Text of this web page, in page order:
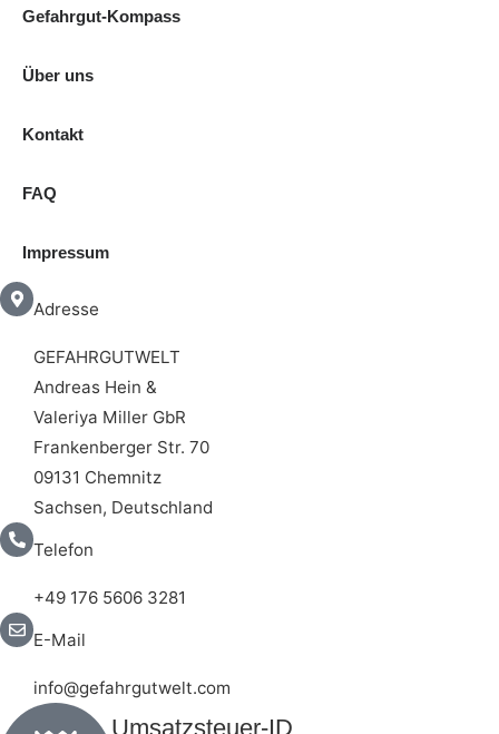
Gefahrgut-Kompass
Über uns
Kontakt
FAQ
Impressum
Adresse
GEFAHRGUTWELT
Andreas Hein &
Valeriya Miller GbR
Frankenberger Str. 70
09131 Chemnitz
Sachsen, Deutschland
Telefon
+49 176 5606 3281
E-Mail
info@gefahrgutwelt.com
Umsatzsteuer-ID